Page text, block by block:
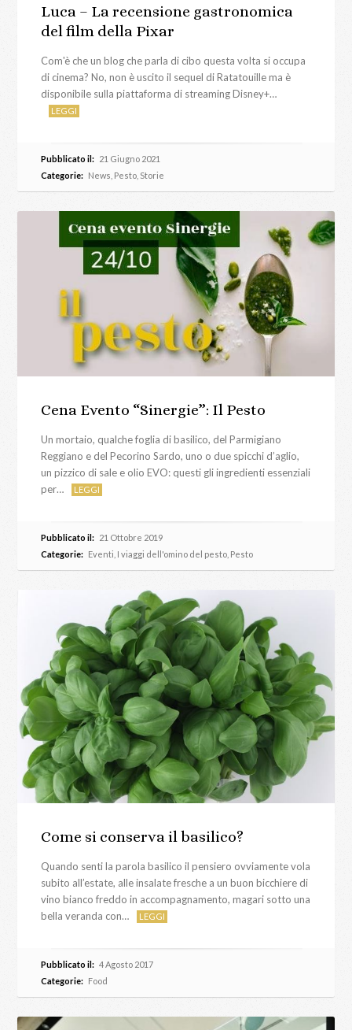
Luca – La recensione gastronomica
del film della Pixar
Com'è che un blog che parla di cibo questa volta si occupa
di cinema? No, non è uscito il sequel di Ratatouille ma è
disponibile sulla piattaforma di streaming Disney+…
LEGGI
Pubblicato il: 21 Giugno 2021
Categorie: News Pesto Storie
Cena Evento “Sinergie”: Il Pesto
Un mortaio, qualche foglia di basilico, del Parmigiano
Reggiano e del Pecorino Sardo, uno o due spicchi d’aglio,
un pizzico di sale e olio EVO: questi gli ingredienti essenziali
per…
LEGGI
Pubblicato il: 21 Ottobre 2019
Categorie: Eventi I viaggi dell'omino del pesto Pesto
Come si conserva il basilico?
Quando senti la parola basilico il pensiero ovviamente vola
subito all’estate, alle insalate fresche a un buon bicchiere di
vino bianco freddo in accompagnamento, magari sotto una
bella veranda con…
LEGGI
Pubblicato il: 4 Agosto 2017
Categorie: Food